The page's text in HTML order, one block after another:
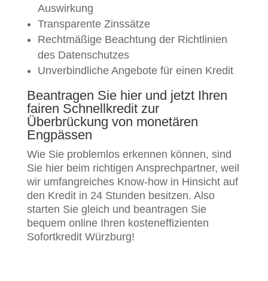
Auswirkung
Transparente Zinssätze
Rechtmäßige Beachtung der Richtlinien
des Datenschutzes
Unverbindliche Angebote für einen Kredit
Beantragen Sie hier und jetzt Ihren
fairen Schnellkredit zur
Überbrückung von monetären
Engpässen
Wie Sie problemlos erkennen können, sind
Sie hier beim richtigen Ansprechpartner, weil
wir umfangreiches Know-how in Hinsicht auf
den Kredit in 24 Stunden besitzen. Also
starten Sie gleich und beantragen Sie
bequem online Ihren kosteneffizienten
Sofortkredit Würzburg!